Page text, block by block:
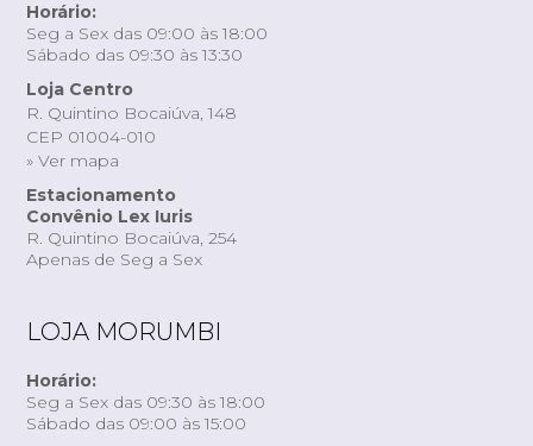
Horário:
Seg a Sex das 09:00 às 18:00
Sábado das 09:30 às 13:30
Loja Centro
R. Quintino Bocaiúva, 148
CEP 01004-010
» Ver mapa
Estacionamento
Convênio Lex Iuris
R. Quintino Bocaiúva, 254
Apenas de Seg a Sex
LOJA MORUMBI
Horário:
Seg a Sex das 09:30 às 18:00
Sábado das 09:00 às 15:00